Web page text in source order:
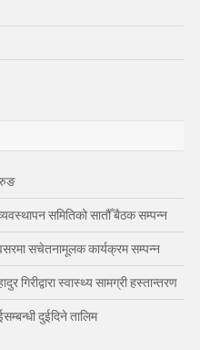
समितिको सातौँ बैठक सम्पन्न
सचेतनामूलक कार्यक्रम सम्पन्न
गिरीद्वारा स्वास्थ्य सामग्री हस्तान्तरण
दुईदिने तालिम